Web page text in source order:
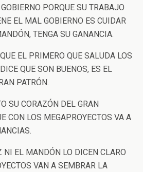
PORQUE SU TRABAJO
EL MAL GOBIERNO ES CUIDAR
TENGA SU GANANCIA.
EL PRIMERO QUE SALUDA LOS
QUE SON BUENOS, ES EL
PATRÓN.
SU CORAZÓN DEL GRAN
CON LOS MEGAPROYECTOS VA A
NI EL MANDÓN LO DICEN CLARO
VAN A SEMBRAR LA